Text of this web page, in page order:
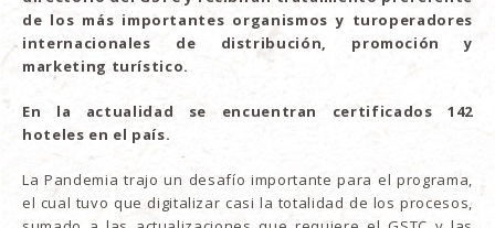
de los más importantes organismos y turoperadores
internacionales de distribución, promoción y
marketing turístico.
En la actualidad se encuentran certificados 142
hoteles en el país.
La Pandemia trajo un desafío importante para el programa,
el cual tuvo que digitalizar casi la totalidad de los procesos,